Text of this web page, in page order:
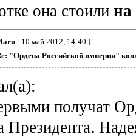
она стоили на
[ 10 май 2012, 14:40 ]
"Ордена Российской империи"
получат
Президента.